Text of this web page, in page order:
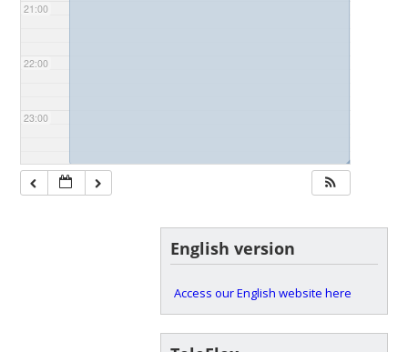
21:00
22:00
23:00
◢
English version
Access our English website here